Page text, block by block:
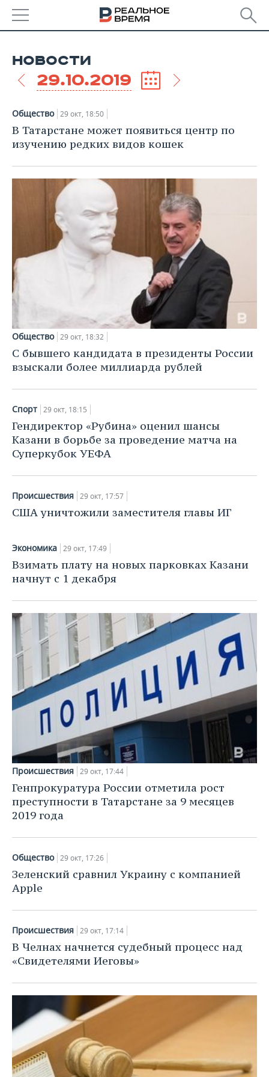
УДМУРТИЯ
НОВОСТИ
НОВОСТИ АНАЛИТИКИ
ДЕКЛАРАЦИИ О ДОХОДАХ
КОРОЛИ ГОСЗАКАЗА ПФО
ВУЗЫ ТАТАРСТАНА
КОМУ ПРИНАДЛЕЖАТ
ТОРГОВЫЕ ЦЕНТРЫ
ТАТАРСТАНА
ЭКОНОМИКА
НОВОСТИ ЭКОНОМИКИ
ФИНАНСЫ
ИНВЕСТИЦИИ
НОВОСТИ
ПРОМЫШЛЕННОСТИ
АГРОПРОМ
МАШИНОСТРОЕНИЕ
НЕФТЕХИМИЯ
НЕФТЬ
ОПК
ЭНЕРГЕТИКА
НЕДВИЖИМОСТЬ
НОВОСТИ НЕДВИЖИМОСТИ
НОВОСТИ АВТО
НОВОСТИ БИЗНЕСА
РОЗНИЧНАЯ ТОРГОВЛЯ
ТРАНСПОРТ
УСЛУГИ
ТЕХНОЛОГИИ
НОВОСТИ ТЕХНОЛОГИЙ
МЕДИА
ТЕЛЕКОММУНИКАЦИИ
МЕРОПРИЯТИЯ
НОВОСТИ МЕРОПРИЯТИЙ
ВЫЕЗДНАЯ РЕДАКЦИЯ
БИЗНЕС-БРАНЧИ
ONLINE-КОНФЕРЕНЦИИ
ОТКРЫТАЯ ЛЕКЦИЯ
НОВОСТИ СПОРТА
ФУТБОЛ
ХОККЕЙ
БАСКЕТБОЛ
ВОЛЕЙБОЛ
ФИГУРНОЕ КАТАНИЕ
ВОДНЫЕ ВИДЫ СПОРТА
ХОККЕЙ С МЯЧОМ
ОБЩЕСТВО
НОВОСТИ ОБЩЕСТВА
ВЛАСТЬ
ИНФРАСТРУКТУРА
ИСТОРИЯ
МЕДИЦИНА
ОБРАЗОВАНИЕ
ПРОИСШЕСТВИЯ
СЮЖЕТЫ
СПРАВОЧНИК
СПИСОК ПЕРСОН
ПОЛНАЯ ВЕРСИЯ
НОВОСТИ
29.10.2019
Общество 29 окт, 18:50
В Татарстане может появиться центр по
изучению редких видов кошек
Общество 29 окт, 18:32
С бывшего кандидата в президенты России
взыскали более миллиарда рублей
Спорт 29 окт, 18:15
Гендиректор «Рубина» оценил шансы
Казани в борьбе за проведение матча на
Суперкубок УЕФА
Происшествия 29 окт, 17:57
США уничтожили заместителя главы ИГ
Экономика 29 окт, 17:49
Взимать плату на новых парковках Казани
начнут с 1 декабря
Происшествия 29 окт, 17:44
Генпрокуратура России отметила рост
преступности в Татарстане за 9 месяцев
2019 года
Общество 29 окт, 17:26
Зеленский сравнил Украину с компанией
Apple
Происшествия 29 окт, 17:14
В Челнах начнется судебный процесс над
«Свидетелями Иеговы»